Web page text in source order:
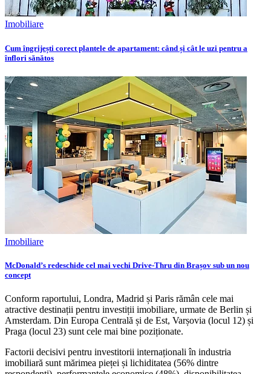
Imobiliare
Cum îngrijești corect plantele de apartament: când și cât le uzi pentru a
înflori sănătos
Imobiliare
McDonald’s redeschide cel mai vechi Drive-Thru din Brașov sub un nou
concept
Conform raportului, Londra, Madrid și Paris rămân cele mai
atractive destinații pentru investiții imobiliare, urmate de Berlin și
Amsterdam. Din Europa Centrală și de Est, Varșovia (locul 12) și
Praga (locul 23) sunt cele mai bine poziționate.
Factorii decisivi pentru investitorii internaționali în industria
imobiliară sunt mărimea pieței și lichiditatea (56% dintre